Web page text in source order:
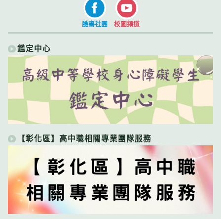
臉書社團 校園頻道
鑑定中心
【彰化區】高中職相關專業團隊服務